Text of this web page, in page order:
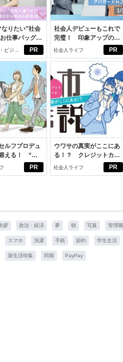
PR
りたい”社会
仕事バッグ選
る新生活
ビジネ
PR
社会人デビューもこれで
完璧！ 印象アップのセ
ルフプロデュース術
社会人ライフ
PR
ルフプロデュ
える！ “ジ
PR
ウワサの真実がここにあ
る！？ クレジットカー
ドの都市伝説
社会人ライフ
拶 政治・経済 夢 朝 写真 管理職
スマホ 洗濯 手紙 節約 学生生活
新生活特集 同期 PayPay